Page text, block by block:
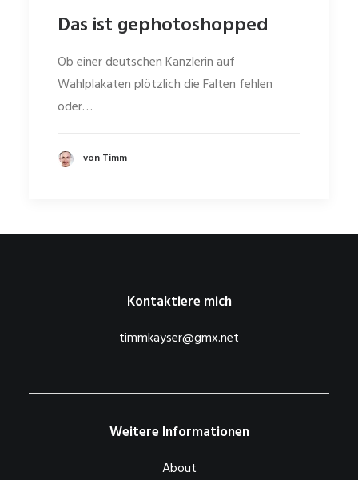
Das ist gephotoshopped
Ob einer deutschen Kanzlerin auf
Wahlplakaten plötzlich die Falten fehlen
oder…
von Timm
Kontaktiere mich
timmkayser@gmx.net
Weitere Informationen
About